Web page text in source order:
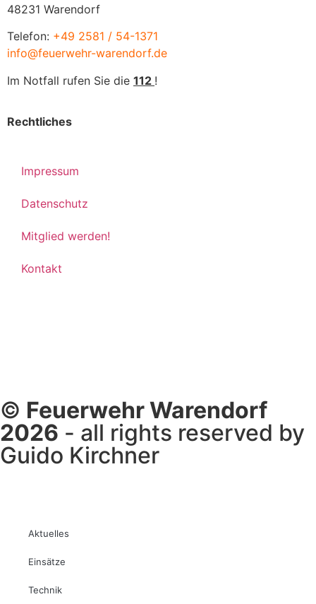
48231 Warendorf
Telefon: +49 2581 / 54-1371
info@feuerwehr-warendorf.de
Im Notfall rufen Sie die 112 !
Rechtliches
Impressum
Datenschutz
Mitglied werden!
Kontakt
© Feuerwehr Warendorf
2026 - all rights reserved by
Guido Kirchner
Aktuelles
Einsätze
Technik